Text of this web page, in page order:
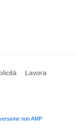
Lavora
non AMP